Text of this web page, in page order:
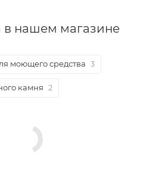
в нашем магазине
моющего средства 3
камня 2